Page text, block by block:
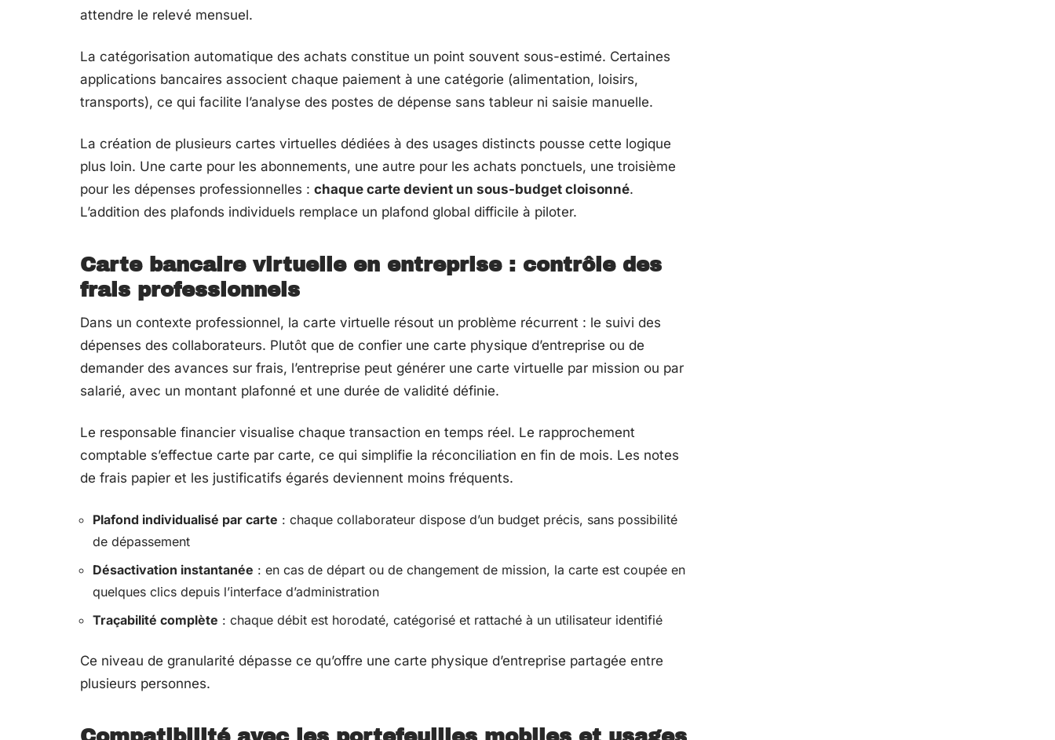
attendre le relevé mensuel.
La catégorisation automatique des achats constitue un point souvent sous-estimé. Certaines
applications bancaires associent chaque paiement à une catégorie (alimentation, loisirs,
transports), ce qui facilite l’analyse des postes de dépense sans tableur ni saisie manuelle.
La création de plusieurs cartes virtuelles dédiées à des usages distincts pousse cette logique
plus loin. Une carte pour les abonnements, une autre pour les achats ponctuels, une troisième
pour les dépenses professionnelles : chaque carte devient un sous-budget cloisonné.
L’addition des plafonds individuels remplace un plafond global difficile à piloter.
Carte bancaire virtuelle en entreprise : contrôle des
frais professionnels
Dans un contexte professionnel, la carte virtuelle résout un problème récurrent : le suivi des
dépenses des collaborateurs. Plutôt que de confier une carte physique d’entreprise ou de
demander des avances sur frais, l’entreprise peut générer une carte virtuelle par mission ou par
salarié, avec un montant plafonné et une durée de validité définie.
Le responsable financier visualise chaque transaction en temps réel. Le rapprochement
comptable s’effectue carte par carte, ce qui simplifie la réconciliation en fin de mois. Les notes
de frais papier et les justificatifs égarés deviennent moins fréquents.
Plafond individualisé par carte : chaque collaborateur dispose d’un budget précis, sans possibilité
de dépassement
Désactivation instantanée : en cas de départ ou de changement de mission, la carte est coupée en
quelques clics depuis l’interface d’administration
Traçabilité complète : chaque débit est horodaté, catégorisé et rattaché à un utilisateur identifié
Ce niveau de granularité dépasse ce qu’offre une carte physique d’entreprise partagée entre
plusieurs personnes.